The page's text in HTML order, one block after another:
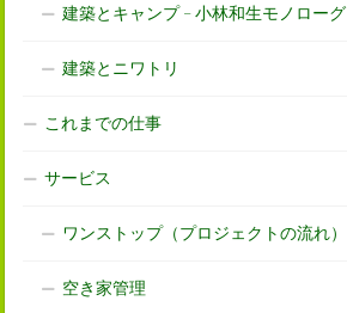
建築とキャンプ – 小林和生モノローグ
建築とニワトリ
これまでの仕事
サービス
ワンストップ（プロジェクトの流れ）
空き家管理